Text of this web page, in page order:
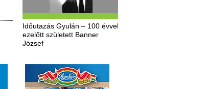
Időutazás Gyulán – 100 évvel
ezelőtt született Banner
József